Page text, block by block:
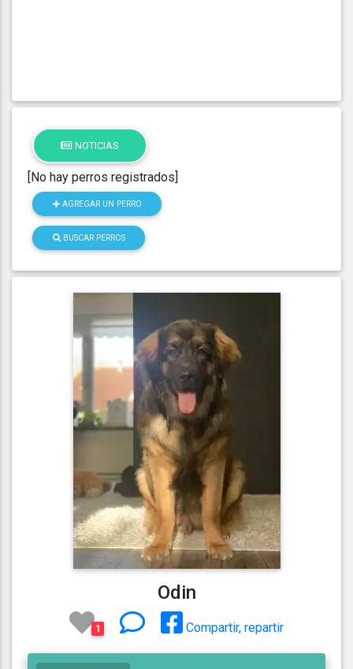
NOTICIAS
[No hay perros registrados]
AGREGAR UN PERRO
BUSCAR PERROS
Odin
1 Compartir, repartir